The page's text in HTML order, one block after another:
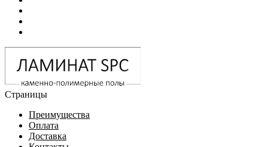
Страницы
Преимущества
Оплата
Доставка